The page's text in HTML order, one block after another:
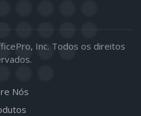
Inc. Todos os direitos
Nós